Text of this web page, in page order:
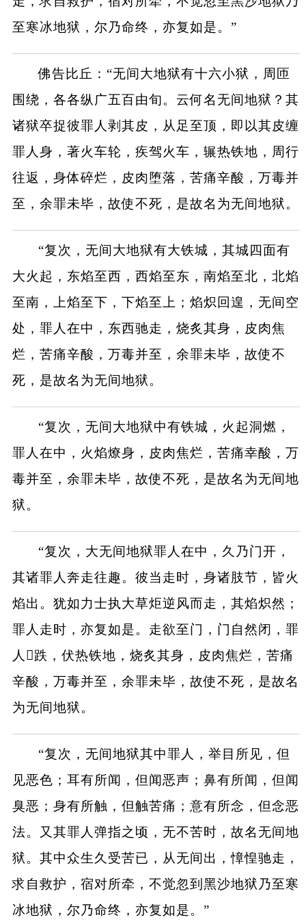
至寒冰地狱，尔乃命终，亦复如是。”
佛告比丘：“无间大地狱有十六小狱，周匝
围绕，各各纵广五百由旬。云何名无间地狱？其
诸狱卒捉彼罪人剥其皮，从足至顶，即以其皮缠
罪人身，著火车轮，疾驾火车，辗热铁地，周行
往返，身体碎烂，皮肉堕落，苦痛辛酸，万毒并
至，余罪未毕，故使不死，是故名为无间地狱。
“复次，无间大地狱有大铁城，其城四面有
大火起，东焰至西，西焰至东，南焰至北，北焰
至南，上焰至下，下焰至上；焰炽回遑，无间空
处，罪人在中，东西驰走，烧炙其身，皮肉焦
烂，苦痛辛酸，万毒并至，余罪未毕，故使不
死，是故名为无间地狱。
“复次，无间大地狱中有铁城，火起洞燃，
罪人在中，火焰燎身，皮肉焦烂，苦痛幸酸，万
毒并至，余罪未毕，故使不死，是故名为无间地
狱。
“复次，大无间地狱罪人在中，久乃门开，
其诸罪人奔走往趣。彼当走时，身诸肢节，皆火
焰出。犹如力士执大草炬逆风而走，其焰炽然；
罪人走时，亦复如是。走欲至门，门自然闭，罪
人𨃠跌，伏热铁地，烧炙其身，皮肉焦烂，苦痛
辛酸，万毒并至，余罪未毕，故使不死，是故名
为无间地狱。
“复次，无间地狱其中罪人，举目所见，但
见恶色；耳有所闻，但闻恶声；鼻有所闻，但闻
臭恶；身有所触，但触苦痛；意有所念，但念恶
法。又其罪人弹指之顷，无不苦时，故名无间地
狱。其中众生久受苦已，从无间出，慞惶驰走，
求自救护，宿对所牵，不觉忽到黑沙地狱乃至寒
冰地狱，尔乃命终，亦复如是。”